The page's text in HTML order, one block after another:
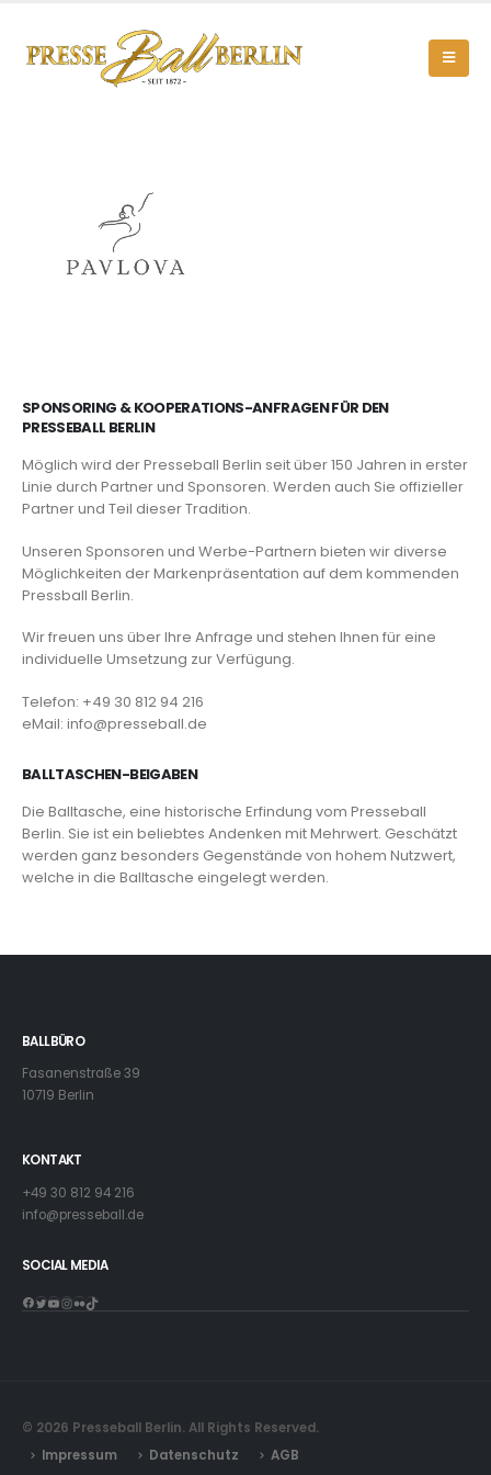
SPONSORING & KOOPERATIONS-ANFRAGEN FÜR DEN
PRESSEBALL BERLIN
Möglich wird der Presseball Berlin seit über 150 Jahren in erster
Linie durch Partner und Sponsoren. Werden auch Sie offizieller
Partner und Teil dieser Tradition.
Unseren Sponsoren und Werbe-Partnern bieten wir diverse
Möglichkeiten der Markenpräsentation auf dem kommenden
Pressball Berlin.
Wir freuen uns über Ihre Anfrage und stehen Ihnen für eine
individuelle Umsetzung zur Verfügung.
Telefon: +49 30 812 94 216
eMail: info@presseball.de
BALLTASCHEN-BEIGABEN
Die Balltasche, eine historische Erfindung vom Presseball
Berlin. Sie ist ein beliebtes Andenken mit Mehrwert. Geschätzt
werden ganz besonders Gegenstände von hohem Nutzwert,
welche in die Balltasche eingelegt werden.
BALLBÜRO
Fasanenstraße 39
10719 Berlin
KONTAKT
+49 30 812 94 216
info@presseball.de
SOCIAL MEDIA
Facebook
Twitter
YouTube
Instagram
FlickrTikTok
© 2026 Presseball Berlin. All Rights Reserved.
Impressum
Datenschutz AGB